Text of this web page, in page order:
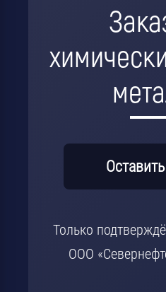
Только
ООО